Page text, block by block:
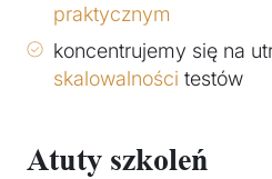
praktycznym
koncentrujemy się na
skalowalności testów
Atuty szkoleń